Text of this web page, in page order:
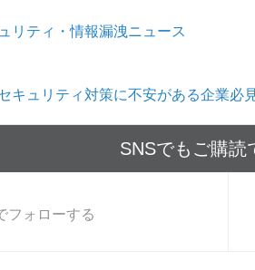
リティ・情報漏洩ニュース
キュリティ対策に不安がある企業必
SNSでもご購読
フォローする